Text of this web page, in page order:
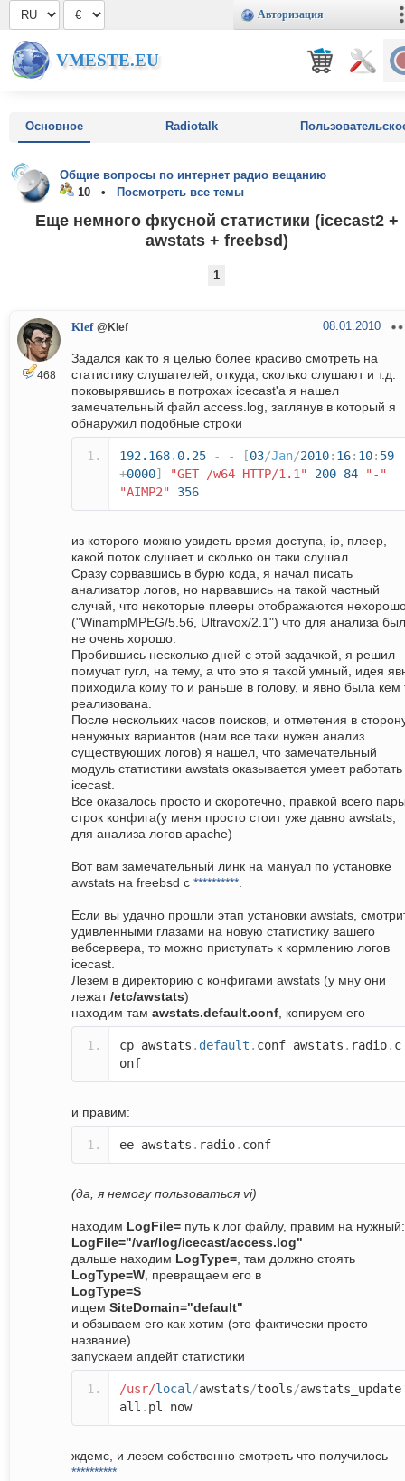
Авторизация
VMESTE.EU
Основное Radiotalk
Общие вопросы по интернет радио вещанию
10 •
Посмотреть все темы
Еще немного фкусной статистики (icecast2 +
awstats + freebsd)
1
468
Klef @Klef 08.01.2010
Задался как то я целью более красиво смотреть на
статистику слушателей, откуда, сколько слушают и т.д.
поковырявшись в потрохах icecast'а я нашел
замечательный файл access.log, заглянув в который я
обнаружил подобные строки
192.168. 0.25 - - [03/Jan/2010: 16: 10: 59
+0000] "GET /w64 HTTP/1.1" 200 84
"-"
"AIMP2"
356
из которого можно увидеть время доступа, ip, плеер,
какой поток слушает и сколько он таки слушал.
Сразу сорвавшись в бурю кода, я начал писать
анализатор логов, но нарвавшись на такой частный
случай, что некоторые плееры отображаются
("WinampMPEG/5.56, Ultravox/2.1") что для анализа
не очень хорошо.
Пробившись несколько дней с этой задачкой, я решил
помучат гугл, на тему, а что это я такой умный, идея
приходила кому то и раньше в голову, и явно была кем
реализована.
После нескольких часов поисков, и отметения в
ненужных вариантов (нам все таки нужен анализ
существующих логов) я нашел, что замечательный
модуль статистики awstats оказывается умеет работать
icecast.
Все оказалось просто и скоротечно, правкой всего
строк конфига(у меня просто стоит уже давно awstats,
для анализа логов apache)
Вот вам замечательный линк на мануал по установке
awstats на freebsd c **********
Если вы удачно прошли этап установки awstats,
удивленными глазами на новую статистику вашего
вебсервера, то можно приступать к кормлению логов
icecast.
Лезем в директорию с конфигами awstats (у мну они
лежат/etc/awstats)
находим там awstats.default.conf , копируем его
cp awstats . default . conf awstats . radio. c
onf
и правим:
ee awstats . radio. conf
(да, я немогу пользоваться vi)
находим LogFile= путь к лог файлу, правим на нужный:
LogFile="/var/log/icecast/access.log"
дальше находим LogType= , там должно стоять
LogType=W , превращаем его в
LogType=S
ищем SiteDomain="default"
и обзываем его как хотим (это фактически просто
название)
запускаем апдейт статистики
/usr/local /awstats/tools/awstats_update
all . pl now
ждемс, и лезем собственно смотреть что получилось
**********